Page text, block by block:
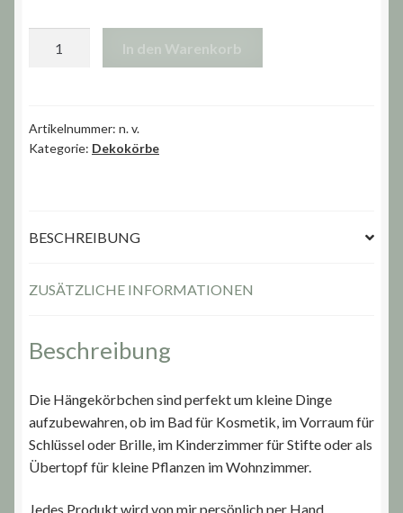
Artikelnummer: n. v.
Kategorie: Dekokörbe
BESCHREIBUNG
ZUSÄTZLICHE INFORMATIONEN
Beschreibung
Die Hängekörbchen sind perfekt um kleine Dinge
aufzubewahren, ob im Bad für Kosmetik, im Vorraum für
Schlüssel oder Brille, im Kinderzimmer für Stifte oder als
Übertopf für kleine Pflanzen im Wohnzimmer.
Jedes Produkt wird von mir persönlich per Hand